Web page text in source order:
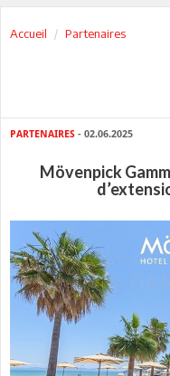
Accueil Partenaires
PARTENAIRES - 02.06.2025
Mövenpick